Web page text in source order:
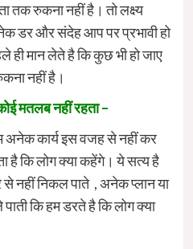
तक रुकना नहीं है। तो लक्ष्य
डर और संदेह आप पर प्रभावी हो
ही मान लेते है कि कुछ भी हो जाए
नहीं है।
मतलब नहीं रहता –
अनेक कार्य इस वजह से नहीं कर
है कि लोग क्या कहेंगे। ये सत्य है
नहीं निकल पाते , अनेक प्लान या
कि हम डरते है कि लोग क्या